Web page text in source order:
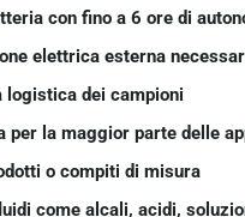
con fino a 6 ore di
elettrica esterna
logistica dei campioni
per la maggior parte delle
o compiti di misura
come alcali, acidi,